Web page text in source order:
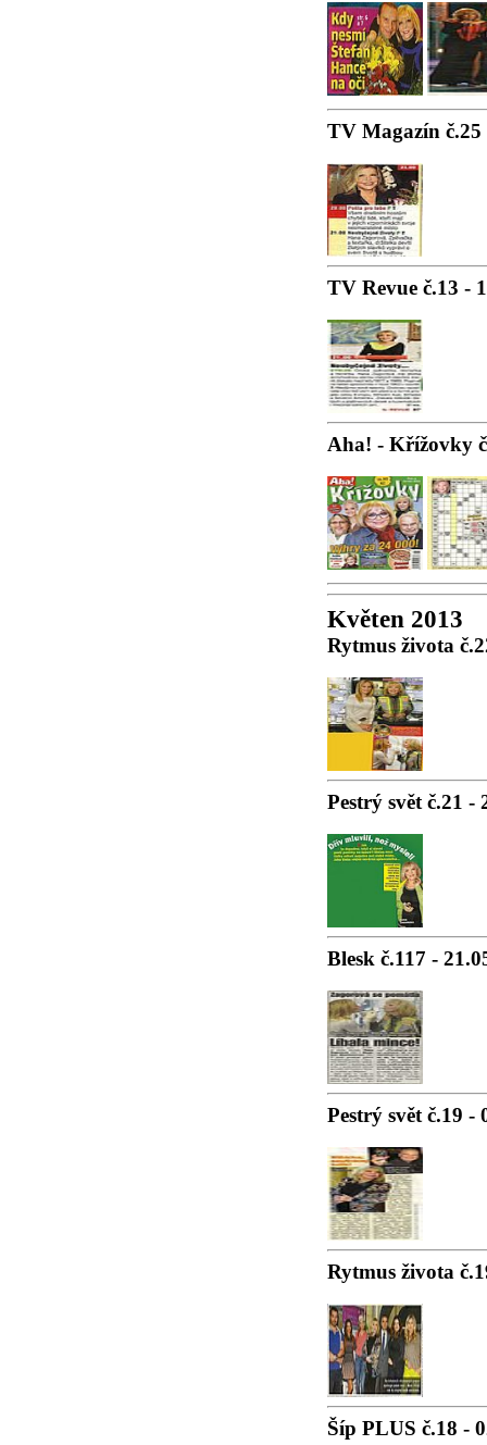
TV Magazín č.25
TV Revue č.13 -
Aha! - Křížovky
Květen 2013
Rytmus života
Pestrý svět č.21 -
Blesk č.117 -
Pestrý svět č.19 -
Rytmus života
Šíp PLUS č.18 -